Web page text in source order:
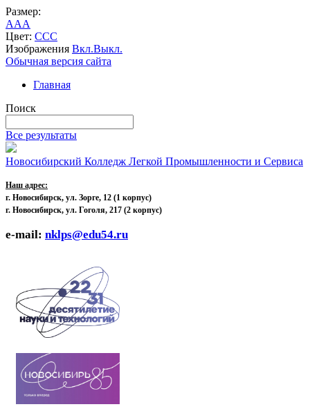
Размер:
AAA
Цвет: CCC
Изображения Вкл.Выкл.
Обычная версия сайта
Главная
Поиск
Все результаты
Новосибирский Колледж Легкой Промышленности и Сервиса
Наш адрес:
г. Новосибирск, ул. Зорге, 12 (1 корпус)
г. Новосибирск, ул. Гоголя, 217 (2 корпус)
e-mail: nklps@edu54.ru